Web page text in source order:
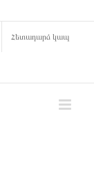
Հետադարձ կապ